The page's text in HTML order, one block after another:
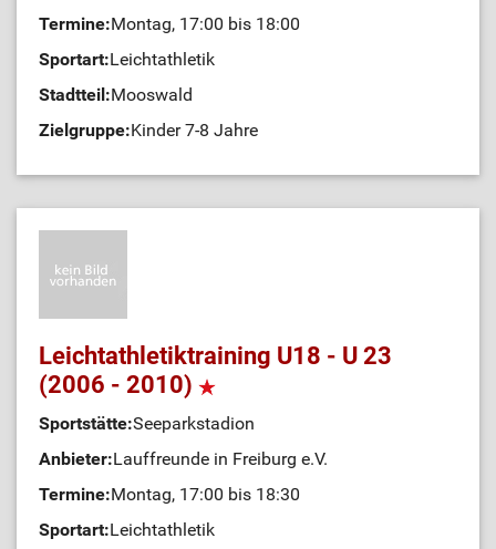
Termine:Montag, 17:00 bis 18:00
Sportart:Leichtathletik
Stadtteil:Mooswald
Zielgruppe:Kinder 7-8 Jahre
Leichtathletiktraining U18 - U 23
(2006 - 2010)
Sportstätte:Seeparkstadion
Anbieter:Lauffreunde in Freiburg e.V.
Termine:Montag, 17:00 bis 18:30
Sportart:Leichtathletik